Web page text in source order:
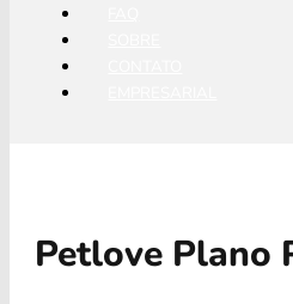
Petlove Plano